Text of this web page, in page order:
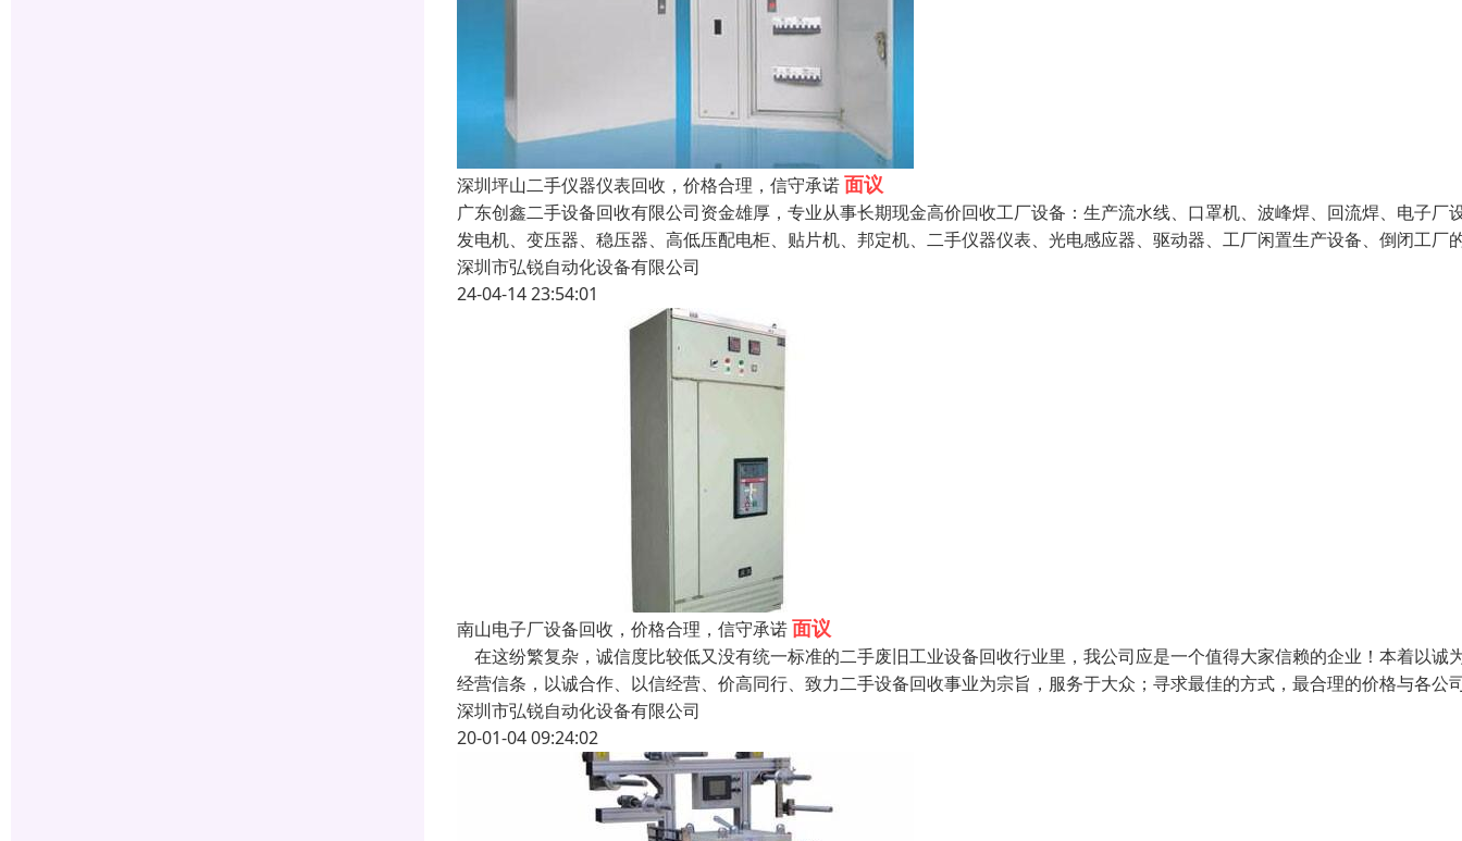
深圳坪山二手仪器仪表回收，价格合理，信守承诺面议
广东创鑫二手设备回收有限公司资金雄厚，专业从事长期现金高价回收工厂设备：生产流水线、口罩机、波峰焊、回流焊、电子厂
发电机、变压器、稳压器、高低压配电柜、贴片机、邦定机、二手仪器仪表、光电感应器、驱动器、工厂闲置生产设备、倒闭工厂
深圳市弘锐自动化设备有限公司
24-04-14 23:54:01
南山电子厂设备回收，价格合理，信守承诺面议
在这纷繁复杂，诚信度比较低又没有统一标准的二手废旧工业设备回收行业里，我公司应是一个值得大家信赖的企业！本着以诚
经营信条，以诚合作、以信经营、价高同行、致力二手设备回收事业为宗旨，服务于大众；寻求最佳的方式，最合理的价格与各公
深圳市弘锐自动化设备有限公司
20-01-04 09:24:02